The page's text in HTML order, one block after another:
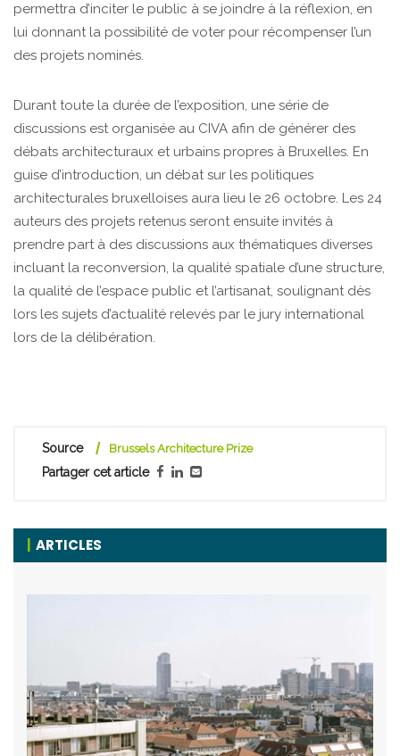
permettra d’inciter le public à se joindre à la réflexion, en
lui donnant la possibilité de voter pour récompenser l’un
des projets nominés.
Durant toute la durée de l’exposition, une série de
discussions est organisée au CIVA afin de générer des
débats architecturaux et urbains propres à Bruxelles. En
guise d’introduction, un débat sur les politiques
architecturales bruxelloises aura lieu le 26 octobre. Les 24
auteurs des projets retenus seront ensuite invités à
prendre part à des discussions aux thématiques diverses
incluant la reconversion, la qualité spatiale d’une structure,
la qualité de l’espace public et l’artisanat, soulignant dès
lors les sujets d’actualité relevés par le jury international
lors de la délibération.
Source Brussels Architecture Prize
Partager cet article
ARTICLES